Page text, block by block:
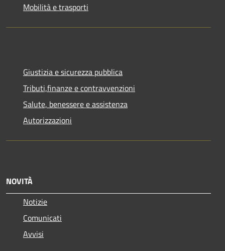
Mobilità e trasporti
Giustizia e sicurezza pubblica
Tributi,finanze e contravvenzioni
Salute, benessere e assistenza
Autorizzazioni
NOVITÀ
Notizie
Comunicati
Avvisi